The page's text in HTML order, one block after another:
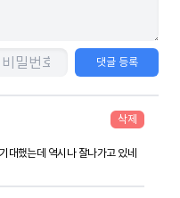
댓글 등록
삭제
대했는데 역시나 잘나가고 있네